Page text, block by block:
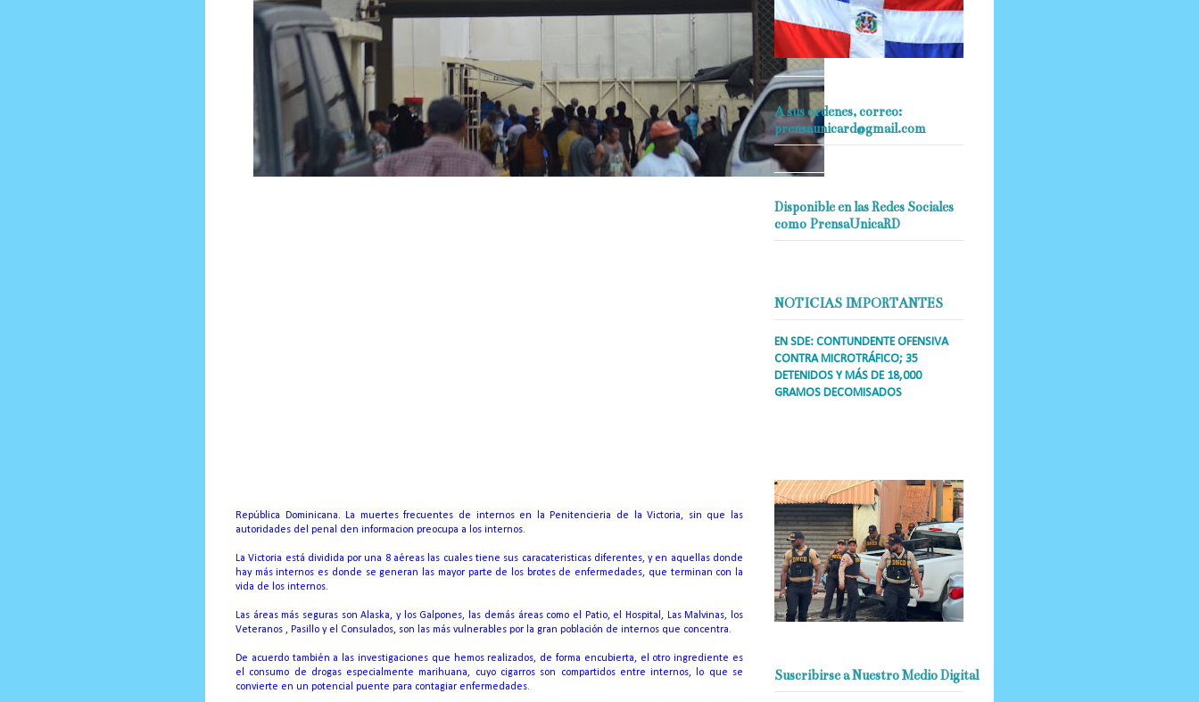
República Dominicana. La muertes frecuentes de internos en la Penitencieria de la Victoria, sin que las
autoridades del penal den informacion preocupa a los internos.
La Victoria está dividida por una 8 aéreas las cuales tiene sus caracateristicas diferentes, y en aquellas donde
hay más internos es donde se generan las mayor parte de los brotes de enfermedades, que terminan con la
vida de los internos.
Las áreas más seguras son Alaska, y los Galpones, las demás áreas como el Patio, el Hospital, Las Malvinas, los
Veteranos , Pasillo y el Consulados, son las más vulnerables por la gran población de internos que concentra.
De acuerdo también a las investigaciones que hemos realizados, de forma encubierta, el otro ingrediente es
el consumo de drogas especialmente marihuana, cuyo cigarros son compartidos entre internos, lo que se
convierte en un potencial puente para contagiar enfermedades.
A sus ordenes, correo:
prensaunicard@gmail.com
Disponible en las Redes Sociales
como PrensaUnicaRD
NOTICIAS IMPORTANTES
EN SDE: CONTUNDENTE OFENSIVA
CONTRA MICROTRÁFICO; 35
DETENIDOS Y MÁS DE 18,000
GRAMOS DECOMISADOS
Suscribirse a Nuestro Medio Digital